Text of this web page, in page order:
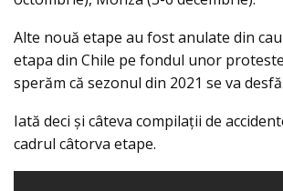
Alte nouă etape au fost anulate din
etapa din Chile pe fondul unor
sperăm că sezonul din 2021 se va
Iată deci şi câteva compilaţii de
cadrul câtorva etape.